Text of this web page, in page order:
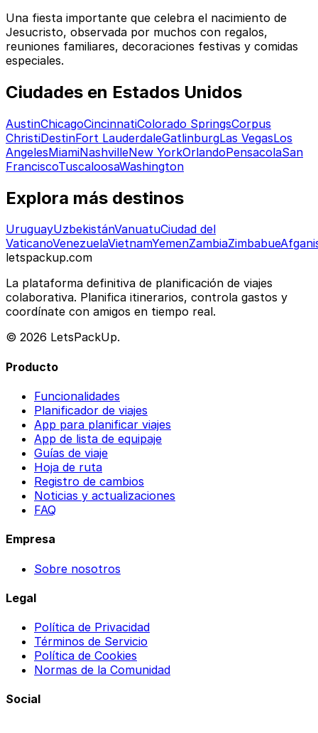
Una fiesta importante que celebra el nacimiento de
Jesucristo, observada por muchos con regalos,
reuniones familiares, decoraciones festivas y comidas
especiales.
Ciudades en Estados Unidos
AustinChicagoCincinnatiColorado SpringsCorpus
ChristiDestinFort LauderdaleGatlinburgLas VegasLos
AngelesMiamiNashvilleNew YorkOrlandoPensacolaSan
FranciscoTuscaloosaWashington
Explora más destinos
UruguayUzbekistánVanuatuCiudad del
VaticanoVenezuelaVietnamYemenZambiaZimbabue
letspackup.com
La plataforma definitiva de planificación de viajes
colaborativa. Planifica itinerarios, controla gastos y
coordínate con amigos en tiempo real.
© 2026 LetsPackUp.
Producto
Funcionalidades
Planificador de viajes
App para planificar viajes
App de lista de equipaje
Guías de viaje
Hoja de ruta
Registro de cambios
Noticias y actualizaciones
FAQ
Empresa
Sobre nosotros
Legal
Política de Privacidad
Términos de Servicio
Política de Cookies
Normas de la Comunidad
Social